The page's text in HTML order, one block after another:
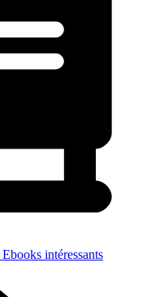
Ebooks intéressants